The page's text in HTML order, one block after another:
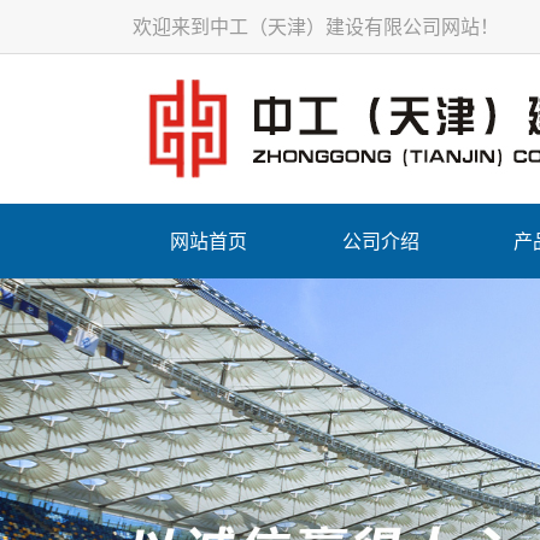
欢迎来到中工（天津）建设有限公司网站！
网站首页 公司介绍 产